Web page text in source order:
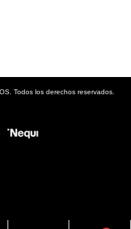
Todos los derechos reservados.